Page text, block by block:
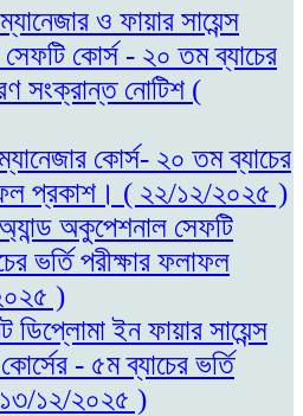
ও ফায়ার সায়েন্স
কোর্স - ২০ তম ব্যাচের
সংক্রান্ত নোটিশ (
কোর্স- ২০ তম ব্যাচের
প্রকাশ। ( ২২/১২/২০২৫ )
অকুপেশনাল সেফটি
ভর্তি পরীক্ষার ফলাফল
)
ডিপ্লোমা ইন ফায়ার সায়েন্স
- ৫ম ব্যাচের ভর্তি
১৩/১২/২০২৫ )